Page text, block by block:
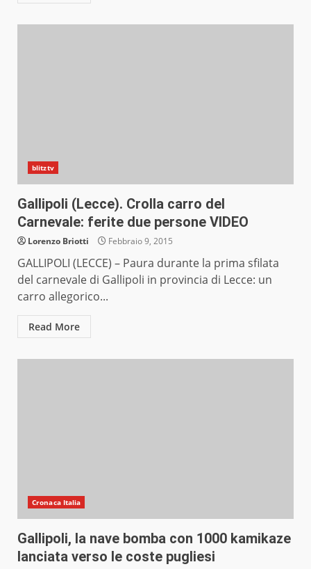
blitztv
Gallipoli (Lecce). Crolla carro del
Carnevale: ferite due persone VIDEO
Lorenzo Briotti Febbraio 9, 2015
GALLIPOLI (LECCE) – Paura durante la prima sfilata
del carnevale di Gallipoli in provincia di Lecce: un
carro allegorico...
Read More
Cronaca Italia
Gallipoli, la nave bomba con 1000 kamikaze
lanciata verso le coste pugliesi